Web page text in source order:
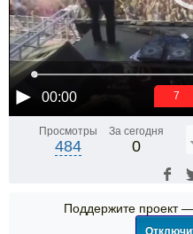
00:00 6
Просмотры
484
За сегодня
0
Поддержите проект